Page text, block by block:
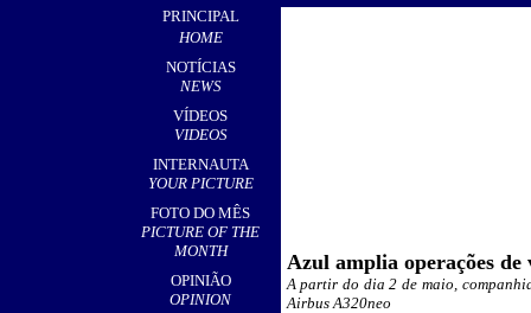
PRINCIPAL
HOME
NOTÍCIAS
NEWS
VÍDEOS
VIDEOS
INTERNAUTA
YOUR PICTURE
FOTO DO MÊS
PICTURE OF THE
MONTH
OPINIÃO
OPINION
Azul amplia operações de
A partir do dia 2 de maio,
Airbus A320neo